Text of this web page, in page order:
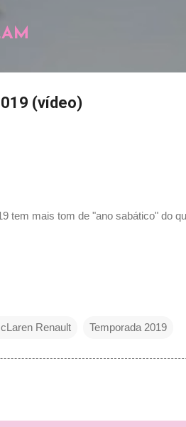
(vídeo)
tem mais tom de "ano sabático" do
Renault Temporada 2019